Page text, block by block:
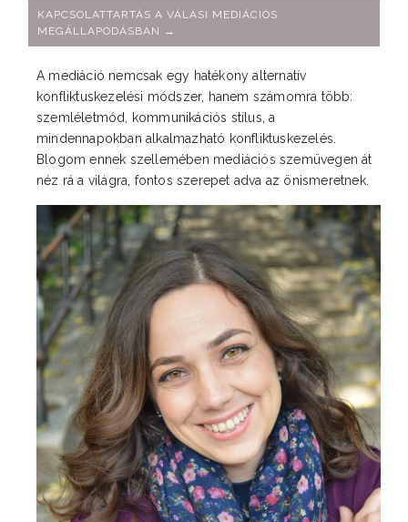
KAPCSOLATTARTÁS A VÁLÁSI MEDIÁCIÓS
MEGÁLLAPODÁSBAN →
A mediáció nemcsak egy hatékony alternatív
konfliktuskezelési módszer, hanem számomra több:
szemléletmód, kommunikációs stílus, a
mindennapokban alkalmazható konfliktuskezelés.
Blogom ennek szellemében mediációs szemüvegen át
néz rá a világra, fontos szerepet adva az önismeretnek.